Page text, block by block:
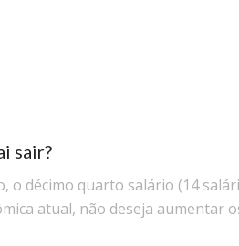
sair?
o décimo quarto salário (14
atual, não deseja aumentar